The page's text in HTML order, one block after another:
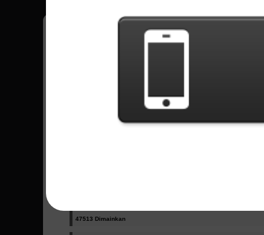
Miliki semua Skor kamu saat game
Semua Lagu - Scorpions
47513 Dimainkan